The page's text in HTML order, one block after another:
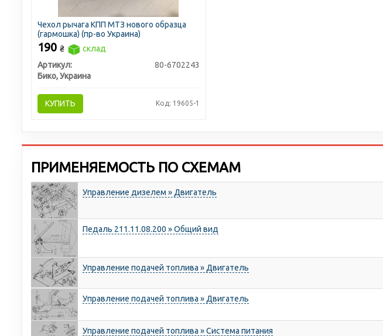
Чехол рычага КПП МТЗ нового образца
(гармошка) (пр-во Украина)
190 ₴
склад
Артикул:
80-6702243
Бико, Украина
КУПИТЬ Код: 19605-1
ПРИМЕНЯЕМОСТЬ ПО СХЕМАМ
Управление дизелем » Двигатель
Педаль 211.11.08.200 » Общий вид
Управление подачей топлива » Двигатель
Управление подачей топлива » Двигатель
Управление подачей топлива » Система питания